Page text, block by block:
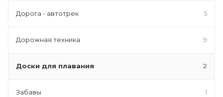
Дорога - автотрек 5
Дорожная техника 9
Доски для плавания 2
Забавы 1